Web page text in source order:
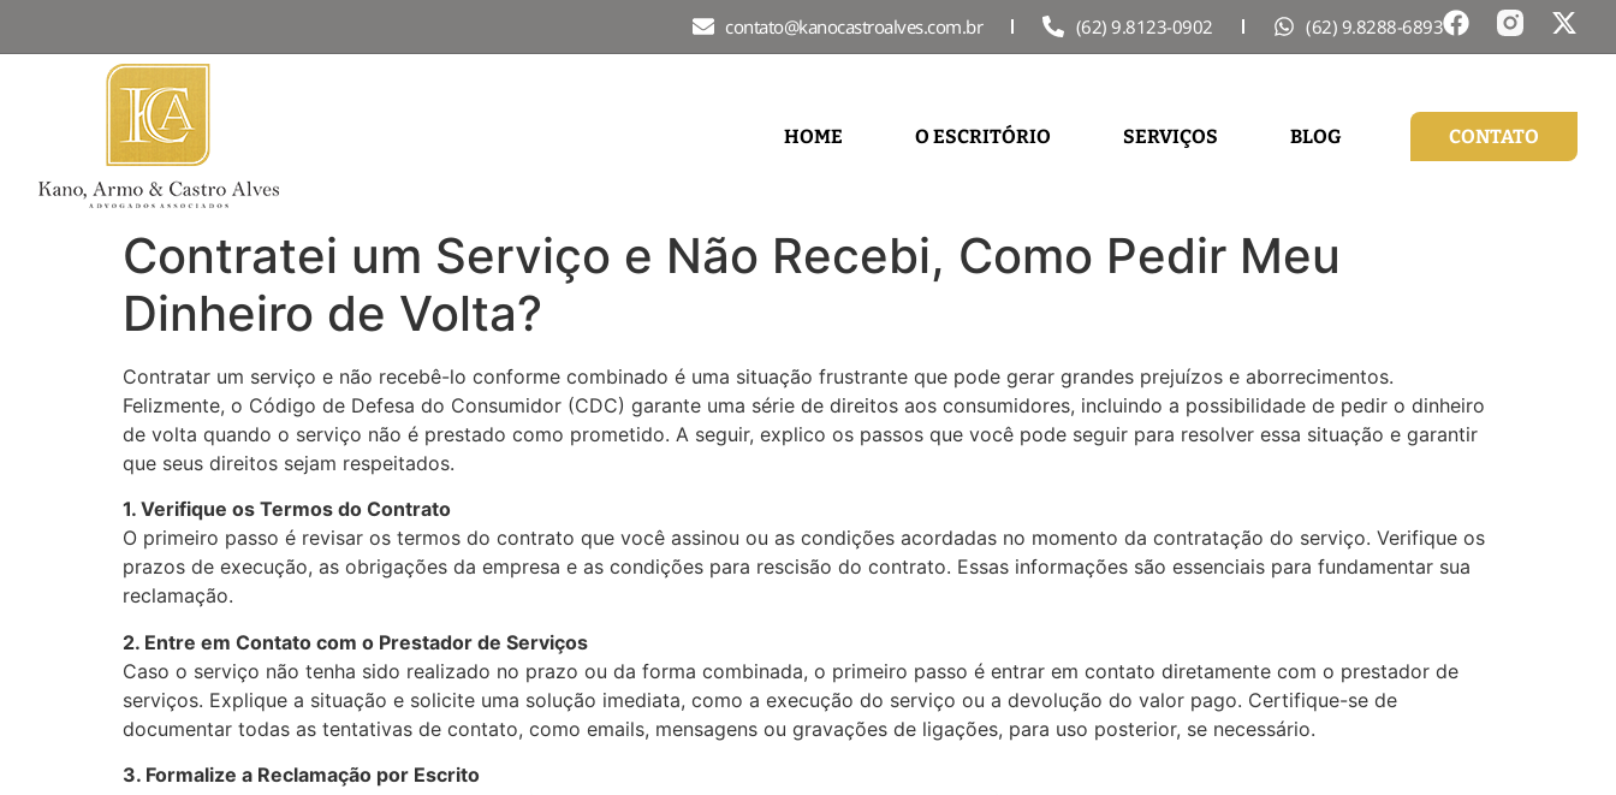
contato@kanocastroalves.com.br (62) 9.8123-0902 (62) 9.8288-6893
HOME O ESCRITÓRIO SERVIÇOS BLOG CONTATO
Contratei um Serviço e Não Recebi, Como Pedir Meu
Dinheiro de Volta?
Contratar um serviço e não recebê-lo conforme combinado é uma situação frustrante que pode gerar grandes prejuízos e aborrecimentos.
Felizmente, o Código de Defesa do Consumidor (CDC) garante uma série de direitos aos consumidores, incluindo a possibilidade de pedir o dinheiro
de volta quando o serviço não é prestado como prometido. A seguir, explico os passos que você pode seguir para resolver essa situação e garantir
que seus direitos sejam respeitados.
1. Verifique os Termos do Contrato
O primeiro passo é revisar os termos do contrato que você assinou ou as condições acordadas no momento da contratação do serviço. Verifique os
prazos de execução, as obrigações da empresa e as condições para rescisão do contrato. Essas informações são essenciais para fundamentar sua
reclamação.
2. Entre em Contato com o Prestador de Serviços
Caso o serviço não tenha sido realizado no prazo ou da forma combinada, o primeiro passo é entrar em contato diretamente com o prestador de
serviços. Explique a situação e solicite uma solução imediata, como a execução do serviço ou a devolução do valor pago. Certifique-se de
documentar todas as tentativas de contato, como emails, mensagens ou gravações de ligações, para uso posterior, se necessário.
3. Formalize a Reclamação por Escrito